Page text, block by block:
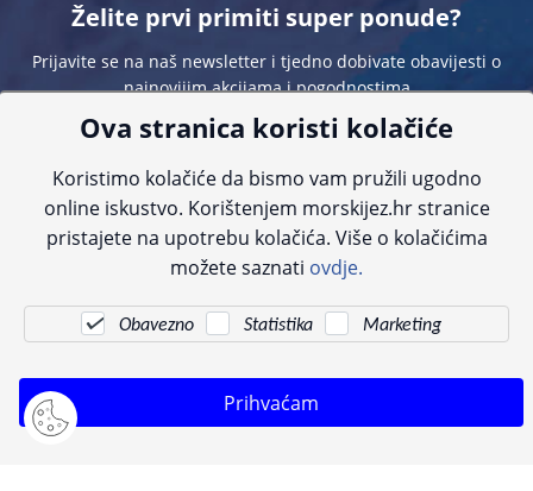
Želite prvi primiti super ponude?
Prijavite se na naš newsletter i tjedno dobivate obavijesti o
najnovijim akcijama i pogodnostima
Sve navedene cijene sadrže PDV. Pokušavamo osigurati što preciznije
informacije, ali zbog tehnoloških ograničenja ne možemo garantirati potpunu
kontaktirajte nas putem telefona:+385 23 231 761ili e-maila:info@morskijez.hr
Ova stranica koristi kolačiće
Koristimo kolačiće da bismo vam pružili ugodno
online iskustvo. Korištenjem morskijez.hr stranice
pristajete na upotrebu kolačića. Više o kolačićima
možete saznati ovdje.
Obavezno Statistika Marketing
Prihvaćam